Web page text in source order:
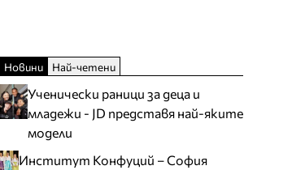
Новини Най-четени
Ученически раници за деца и
младежи - JD представя най-яките
модели
Институт Конфуций – София